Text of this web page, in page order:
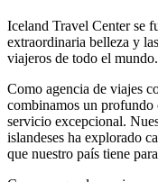
Iceland Travel Center se
extraordinaria belleza y
viajeros de todo el mundo.
Como agencia de viajes
combinamos un
servicio excepcional.
islandeses ha explorado
que nuestro país tiene